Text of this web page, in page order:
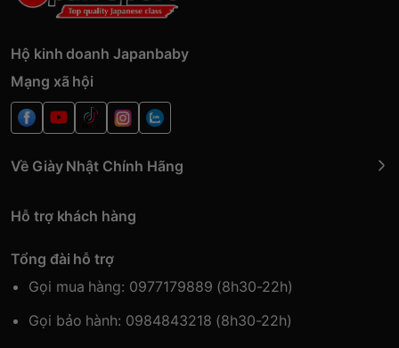
Hộ kinh doanh Japanbaby
Mạng xã hội
Về Giày Nhật Chính Hãng
Hỗ trợ khách hàng
Tổng đài hỗ trợ
Gọi mua hàng: 0977179889 (8h30-22h)
Gọi bảo hành: 0984843218 (8h30-22h)